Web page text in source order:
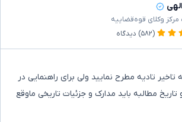
وکلای قوه‌قضاییه
(۵۸۲) دیدگاه
تاخیر تادیه مطرح نمایید ولی برای راهنمایی در
مطالبه باید مدارک و جزئیات تاریخی ماوقع